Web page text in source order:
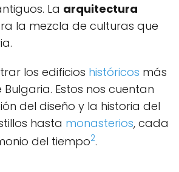
La arquitectura
la mezcla de culturas que
los edificios históricos más
Estos nos cuentan
del diseño y la historia del
hasta monasterios, cada
del tiempo2.